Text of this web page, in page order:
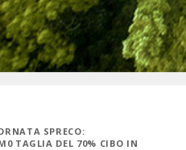
SPRECO:
TAGLIA DEL 70% CIBO IN